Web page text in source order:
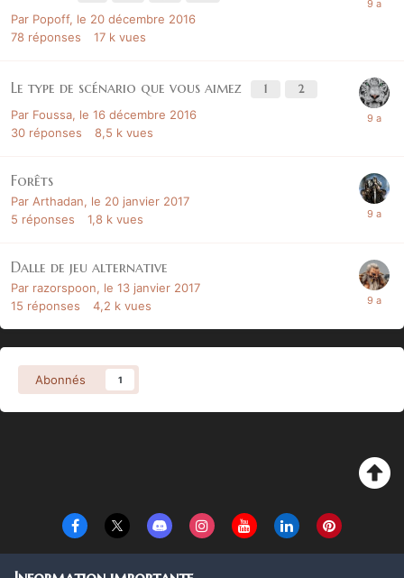
Par Popoff, le 20 décembre 2016
78 réponses 17 k vues
Le type de scénario que vous aimez 1 2
Par Foussa, le 16 décembre 2016
30 réponses 8,5 k vues
Forêts
Par Arthadan, le 20 janvier 2017
5 réponses 1,8 k vues
Dalle de jeu alternative
Par razorspoon, le 13 janvier 2017
15 réponses 4,2 k vues
Abonnés 1